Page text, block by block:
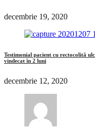
decembrie 19, 2020
Testimonial pacient cu rectocolită
vindecat în 2 luni
decembrie 12, 2020